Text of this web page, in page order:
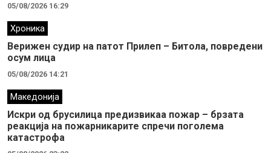
05/08/2026 16:29
Хроника
Верижен судир на патот Прилеп – Битола, повредени
осум лица
05/08/2026 14:21
Македонија
Искри од брусилица предизвикаа пожар – брзата
реакција на пожарникарите спречи поголема
катастрофа